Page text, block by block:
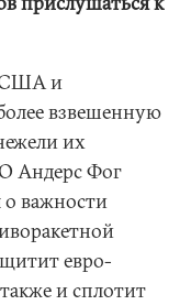
США и
взвешенную
их
Андерс Фог
о важности
евро-
и сплотит